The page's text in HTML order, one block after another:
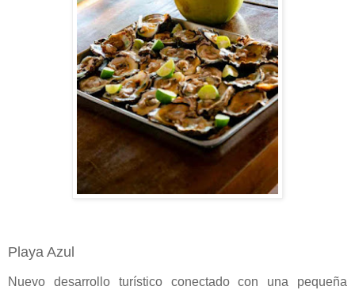
Playa Azul
Nuevo desarrollo turístico conectado con una pequeña